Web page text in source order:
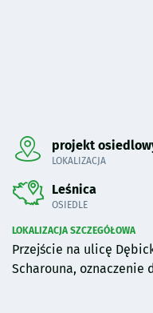
Pominięto mapę i
projekt
LOKALIZACJA
Leśnica
OSIEDLE
LOKALIZACJA SZCZEGÓŁOWA
Przejście na ulicę
Scharouna, oznaczenie